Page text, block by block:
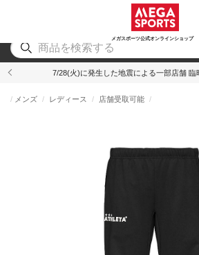
メガスポーツ公式オンラインショップ
アウトドア
7/28(火)に発生した地震による一部店舗 臨
メンズ レディース 店舗受取可能